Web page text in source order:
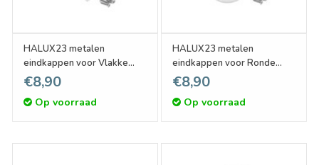
HALUX23 metalen
eindkappen voor Vlakke
Cover C9, Set van twee
stuks
€8,90
Op voorraad
HALUX23 metalen
eindkappen voor Ronde
Cover D9, Set van twee
stuks
€8,90
Op voorraad